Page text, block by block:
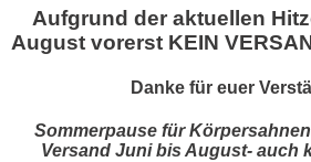
Aufgrund der aktuellen
August vorerst KEIN
Danke für euer
Sommerpause für
Versand Juni bis August- auch